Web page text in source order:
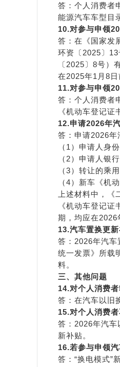
答：个人消费者
能源汽车车型目
10.对参与申领
答：在《国家发
环资〔2025〕
〔2025〕8号）
在2025年1月8日
11.对参与申领
答：个人消费者
《机动车登记
12.申请2026年
答：申请2026年
（1）申请人身
（2）申请人银
（3）转让的乘
（4）新车《机
上述材料中，
《机动车登记
期，均应在2026
13.汽车置换更
答：2026年汽车
统一发票》所载
料。
三、其他问题
14.对个人消费
答：在汽车以旧
15.对个人消费
答：2026年汽车
新补贴。
16.若参与申领
答：“换电模式”